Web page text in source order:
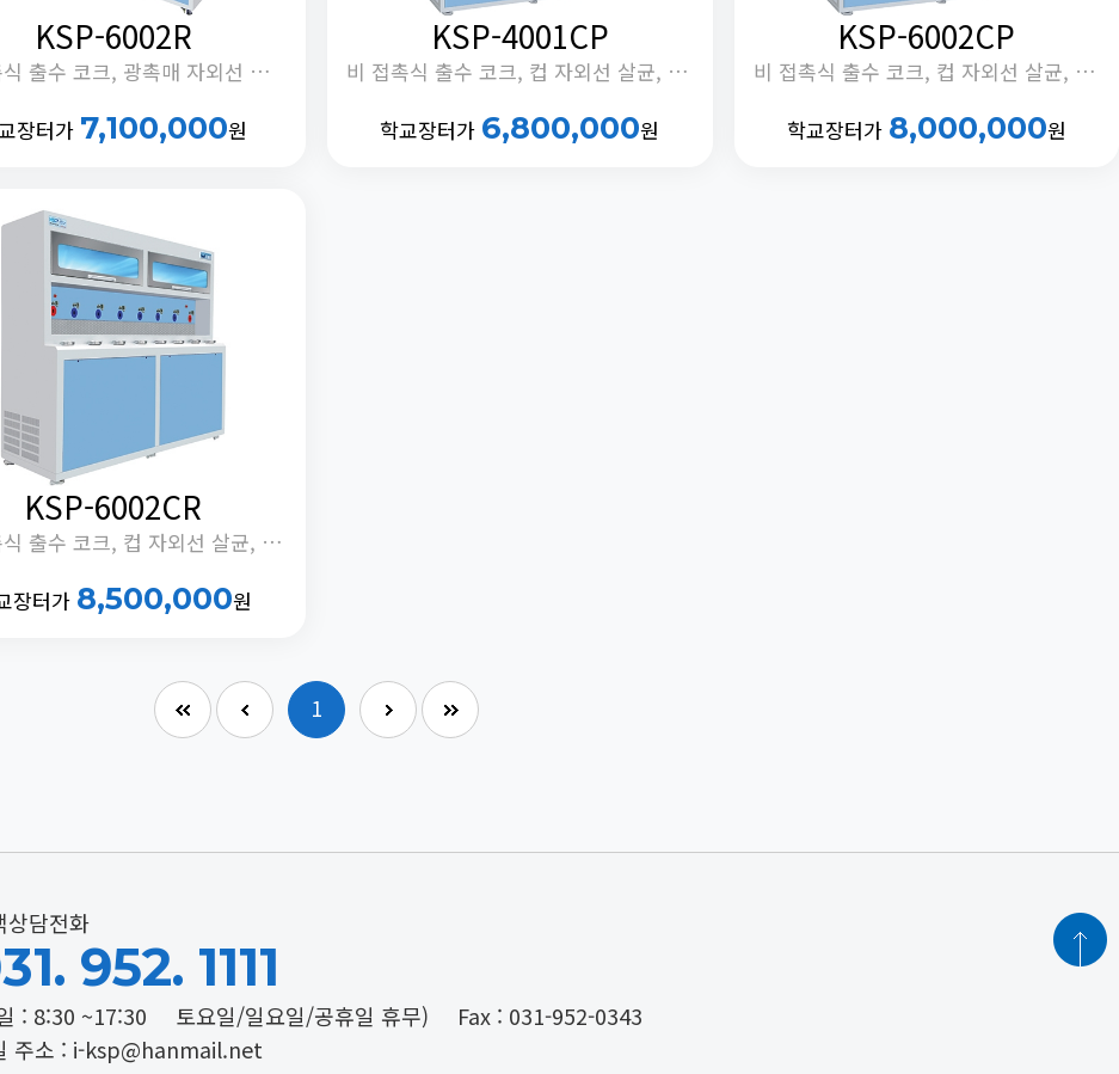
KSP-6002R
비 접촉식 출수 코크, 광촉매 자외선 살균, 냉수 교반 모터 제어, 정체수 자동 배출 기능 내장
장터가 7,100,000원
KSP-4001CP
비 접촉식 출수 코크, 컵 자외선 살균, 광촉매 자외선 살균, 냉수 교반 모터 제어, 정체수 자동 배출 기능 내장
학교장터가 6,800,000원
KSP-6002CP
비 접촉식 출수 코크, 컵 자외선 살균, 광촉매 자외선 살균, 냉수 교반 모터 제어, 정체수 자동 배출 기능 내장
학교장터가 8,000,000원
KSP-6002CR
비 접촉식 출수 코크, 컵 자외선 살균, 광촉매 자외선 살균, 냉수 교반 모터 제어, 정체수 자동 배출 기능 내장
장터가 8,500,000원
1
상담전화
952. 1111
: 8:30 ~17:30 토요일/일요일/공휴일 휴무)
Fax : 031-952-0343
주소 : i-ksp@hanmail.net